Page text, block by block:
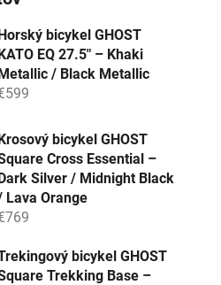
bicykel GHOST
EQ 27.5″ – Khaki
/ Black Metallic
bicykel GHOST
Cross Essential –
Silver / Midnight Black
Lava Orange
bicykel GHOST
Trekking Base –